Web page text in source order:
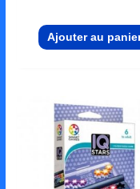
Ajouter au